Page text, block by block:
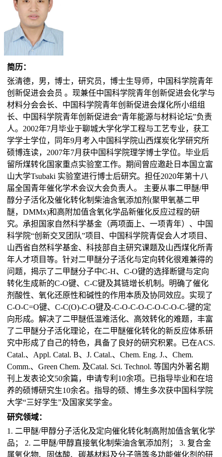
简历：
张清德，男，博士，研究员，博士生导师，中国科学院青年
创新促进会会员 。现兼任中国科学院青年创新促进会化学与
材料分会会长、中国科学院青年创新促进会煤化所小组组
长、中国科学院青年创新促进会“青年能源与材料论坛”负责
人。2002年7月毕业于聊城大学化学工程与工艺专业，获工
学学士学位，同年9月考入中国科学院山西煤炭化学研究所
硕博连读，2007年7月获中国科学院理学博士学位。毕业后
留所煤转化国家重点实验室工作。期间曾应邀赴日本国立富
山大学Tsubaki 实验室进行博士后研究。担任2020年第十八
届全国青年催化学术会议大会负责人。 主要从事二甲醚/甲
醇分子活化及催化转化制柴油含氧添加剂(聚甲氧基二甲
醚，DMMx)和高附加值含氧化学品新催化反应过程的研
究。承担国家自然科学基金（两项面上、一项青年）、中国
科学院“创新交叉团队”项目、中国科学院青促会人才项目、
山西省自然科学基金、科技部自主研究课题及山西煤化所青
年人才项目等。针对二甲醚分子活化与定向转化很难兼得的
问题，揭示了二甲醚分子中C-H、C-O键的选择断键与定向
转化生成新的C-O键、C-C键及其链增长机制。明确了催化
剂酸性、氧化还原性和碱性的作用本质及协同效应。实现了
C-O-C=O键、C-C(O)-C-O键及-C-O-C-O-C-O-C-O-C-键的定
向形成。解决了二甲醚低温难活化、高效转化的难题，丰富
了二甲醚分子活化理论，在二甲醚催化转化的新反应体系研
究中形成了自己的特色，具备了良好的研究积累。已在ACS.
Catal.、Appl. Catal. B、J. Catal.、Chem. Eng. J.、Chem.
Comm.、Green Chem. 及Catal. Sci. Technol. 等国内外著名期
刊上发表论文50余篇，申请专利10余项。已指导毕业和在培
养的硕博研究生10余名。指导的硕、博生多次获中国科学院
大学“三好学生”及国家奖学金。
研究领域：
1. 二甲醚/甲醇分子活化及定向催化转化制高附加值含氧化学
品； 2. 二甲醚/甲醇直接氧化制柴油含氧添加剂； 3. 复合金
属氧化物、固体酸、碳基材料及分子筛等多功能催化剂的研